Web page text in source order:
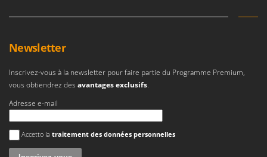
Macte Ovens
MAMMAMIA
Marcato
Marina Systems
Master
Mastercook
Newsletter
Inscrivez-vous à la newsletter pour faire partie du Programme Premium,
vous obtiendrez des avantages exclusifs.
Adresse e-mail
Une erreur est survenue
Accetto la traitement des données personnelles